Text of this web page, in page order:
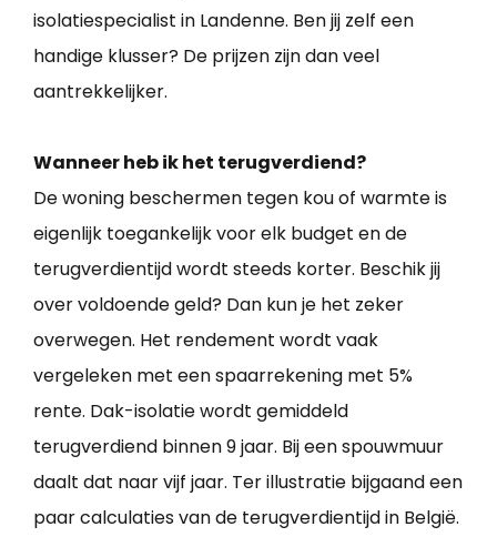
isolatiespecialist in Landenne. Ben jij zelf een
handige klusser? De prijzen zijn dan veel
aantrekkelijker.
Wanneer heb ik het terugverdiend?
De woning beschermen tegen kou of warmte is
eigenlijk toegankelijk voor elk budget en de
terugverdientijd wordt steeds korter. Beschik jij
over voldoende geld? Dan kun je het zeker
overwegen. Het rendement wordt vaak
vergeleken met een spaarrekening met 5%
rente. Dak-isolatie wordt gemiddeld
terugverdiend binnen 9 jaar. Bij een spouwmuur
daalt dat naar vijf jaar. Ter illustratie bijgaand een
paar calculaties van de terugverdientijd in België.